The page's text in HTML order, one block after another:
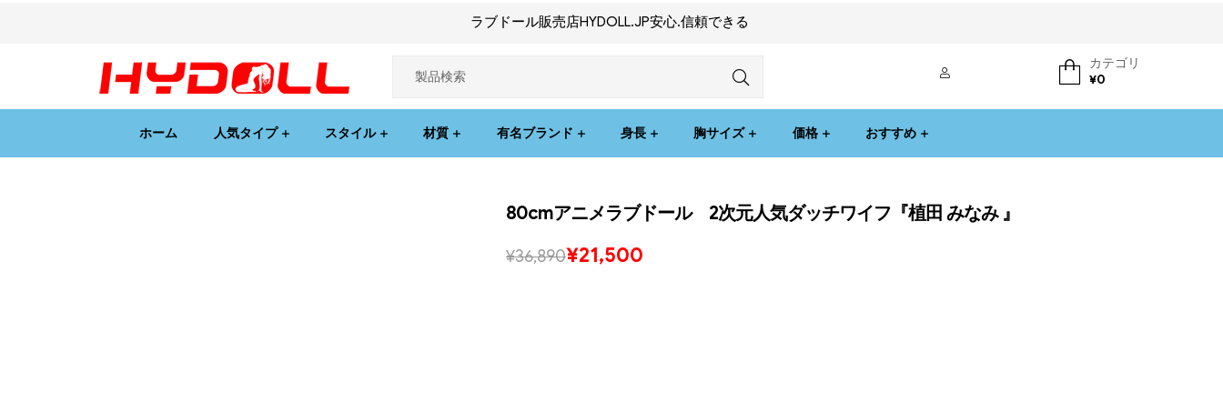
ラブドール販売店HYDOLL.JP安心.信頼できる
カテゴリ
¥0
ホーム 人気タイプ スタイル 材質 有名ブランド 身長 胸サイズ 価格 おすすめ
80cmアニメラブドール 2次元人気ダッチワイフ『植田 みなみ 』
¥36,890¥21,500